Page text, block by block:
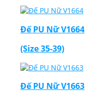
Đế PU Nữ V1664
(Size 35-39)
Đế PU Nữ V1663